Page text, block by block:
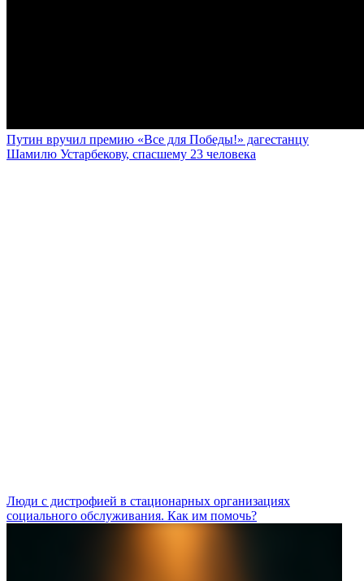
Путин вручил премию «Все для Победы!» дагестанцу
Шамилю Устарбекову, спасшему 23 человека
Люди с дистрофией в стационарных организациях
социального обслуживания. Как им помочь?